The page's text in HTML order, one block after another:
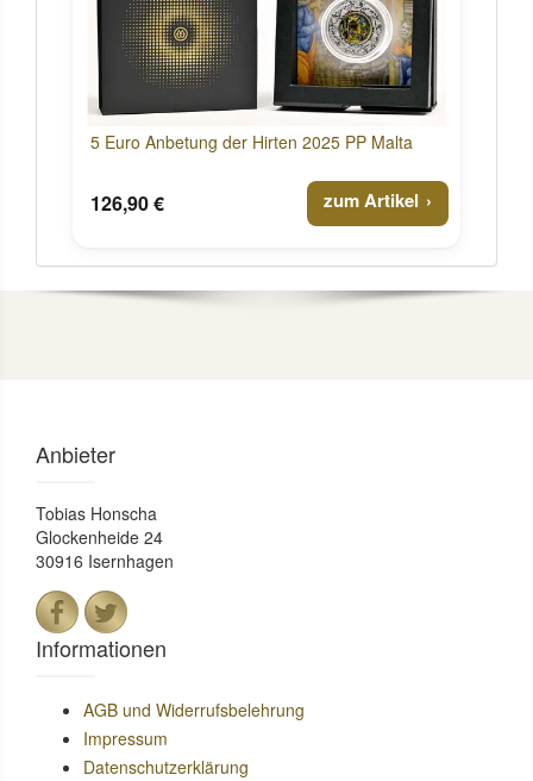
5 Euro Anbetung der Hirten 2025 PP Malta
126,90 € zum Artikel
Anbieter
Tobias Honscha
Glockenheide 24
30916 Isernhagen
Informationen
AGB und Widerrufsbelehrung
Impressum
Datenschutzerklärung